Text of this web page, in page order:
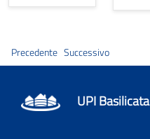
Precedente Successivo
UPI Basilicata